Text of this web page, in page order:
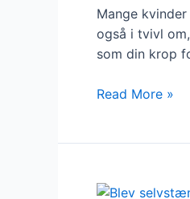
Mange
også i tvivl
som din krop
Symptomer
Read More »